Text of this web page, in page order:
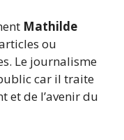
Mathilde
ou
Le journalisme
car il traite
et de l’avenir du